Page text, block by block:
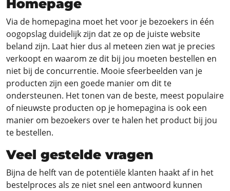
Homepage
Via de homepagina moet het voor je bezoekers in één
oogopslag duidelijk zijn dat ze op de juiste website
beland zijn. Laat hier dus al meteen zien wat je precies
verkoopt en waarom ze dit bij jou moeten bestellen en
niet bij de concurrentie. Mooie sfeerbeelden van je
producten zijn een goede manier om dit te
ondersteunen. Het tonen van de beste, meest populaire
of nieuwste producten op je homepagina is ook een
manier om bezoekers over te halen het product bij jou
te bestellen.
Veel gestelde vragen
Bijna de helft van de potentiële klanten haakt af in het
bestelproces als ze niet snel een antwoord kunnen